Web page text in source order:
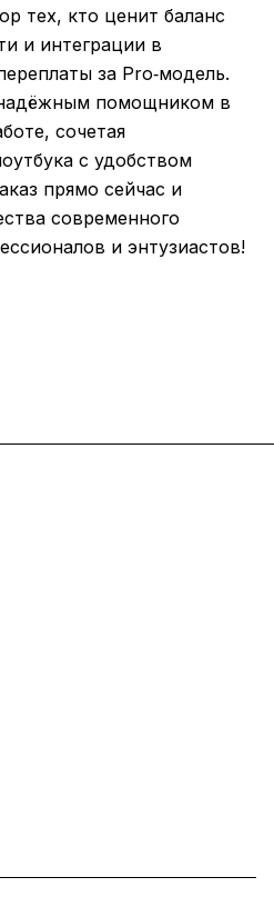
тех, кто ценит баланс
и интеграции в
за Pro‑модель.
помощником в
сочетая
с удобством
прямо сейчас и
современного
и энтузиастов!